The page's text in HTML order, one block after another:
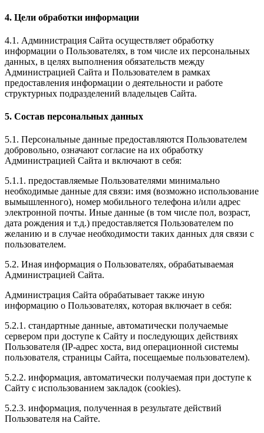
4. Цели обработки информации
4.1. Администрация Сайта осуществляет обработку
информации о Пользователях, в том числе их персональных
данных, в целях выполнения обязательств между
Администрацией Сайта и Пользователем в рамках
предоставления информации о деятельности и работе
структурных подразделений владельцев Сайта.
5. Состав персональных данных
5.1. Персональные данные предоставляются Пользователем
добровольно, означают согласие на их обработку
Администрацией Сайта и включают в себя:
5.1.1. предоставляемые Пользователями минимально
необходимые данные для связи: имя (возможно использование
вымышленного), номер мобильного телефона и/или адрес
электронной почты. Иные данные (в том числе пол, возраст,
дата рождения и т.д.) предоставляется Пользователем по
желанию и в случае необходимости таких данных для связи с
пользователем.
5.2. Иная информация о Пользователях, обрабатываемая
Администрацией Сайта.
Администрация Сайта обрабатывает также иную
информацию о Пользователях, которая включает в себя:
5.2.1. стандартные данные, автоматически получаемые
сервером при доступе к Сайту и последующих действиях
Пользователя (IP-адрес хоста, вид операционной системы
пользователя, страницы Сайта, посещаемые пользователем).
5.2.2. информация, автоматически получаемая при доступе к
Сайту с использованием закладок (cookies).
5.2.3. информация, полученная в результате действий
Пользователя на Сайте.